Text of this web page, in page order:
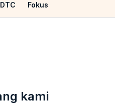
Fokus
kami